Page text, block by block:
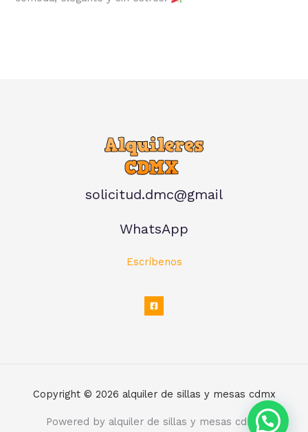
solicitud.dmc@gmail
WhatsApp
Escríbenos
Copyright © 2026 alquiler de sillas y mesas cdmx
Powered by alquiler de sillas y mesas cdmx